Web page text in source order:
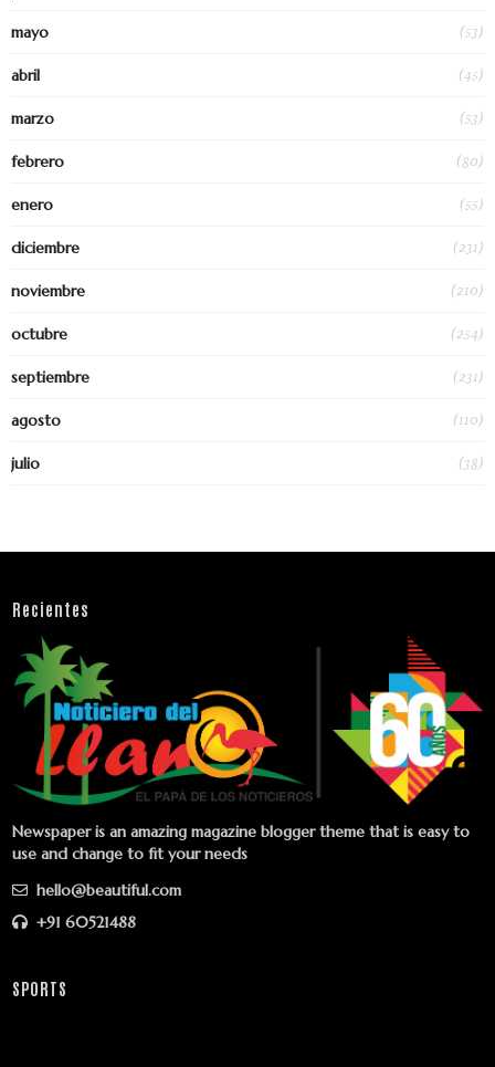
mayo (53)
abril (45)
marzo (53)
febrero (80)
enero (55)
diciembre (231)
noviembre (210)
octubre (254)
septiembre (231)
agosto (110)
julio (38)
Recientes
Newspaper is an amazing magazine blogger theme that is easy to
use and change to fit your needs
hello@beautiful.com
+91 60521488
SPORTS